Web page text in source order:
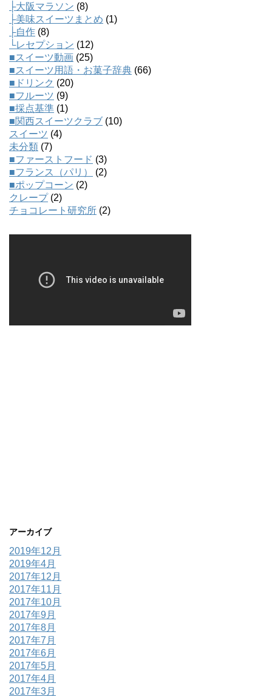
├大阪マラソン (8)
├美味スイーツまとめ (1)
├自作 (8)
└レセプション (12)
■スイーツ動画 (25)
■スイーツ用語・お菓子辞典 (66)
■ドリンク (20)
■フルーツ (9)
■採点基準 (1)
■関西スイーツクラブ (10)
スイーツ (4)
未分類 (7)
■ファーストフード (3)
■フランス（パリ）
(2)
■ポップコーン (2)
クレープ(2)
チョコレート研究所 (2)
アーカイブ
2019年12月
2019年4月
2017年12月
2017年11月
2017年10月
2017年9月
2017年8月
2017年7月
2017年6月
2017年5月
2017年4月
2017年3月